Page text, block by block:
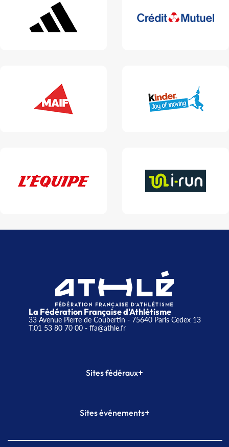
La Fédération Française d'Athlétisme
33 Avenue Pierre de Coubertin - 75640 Paris Cedex 13
T.01 53 80 70 00- ffa@athle.fr
Sites fédéraux+
Plateforme Formation
Sites événements+
Meeting de Paris indoor